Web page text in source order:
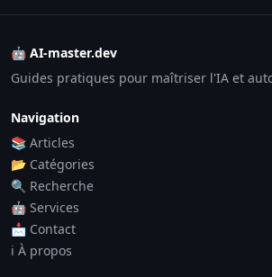
🤖 AI-master.dev
Guides pratiques pour maîtriser l'IA et
Navigation
📚 Articles
📂 Catégories
🔍 Recherche
🤖 Services
📩 Contact
ℹ️ À propos